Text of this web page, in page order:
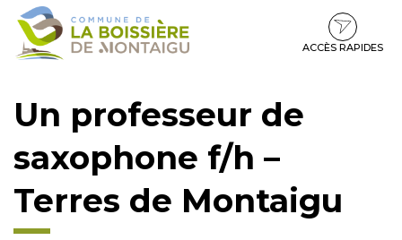
Gestion des traceurs
Aller
Aller
contenu
Aller
pied
ACCÈS RAPIDES
Un professeur de
saxophone f/h –
Terres de Montaigu